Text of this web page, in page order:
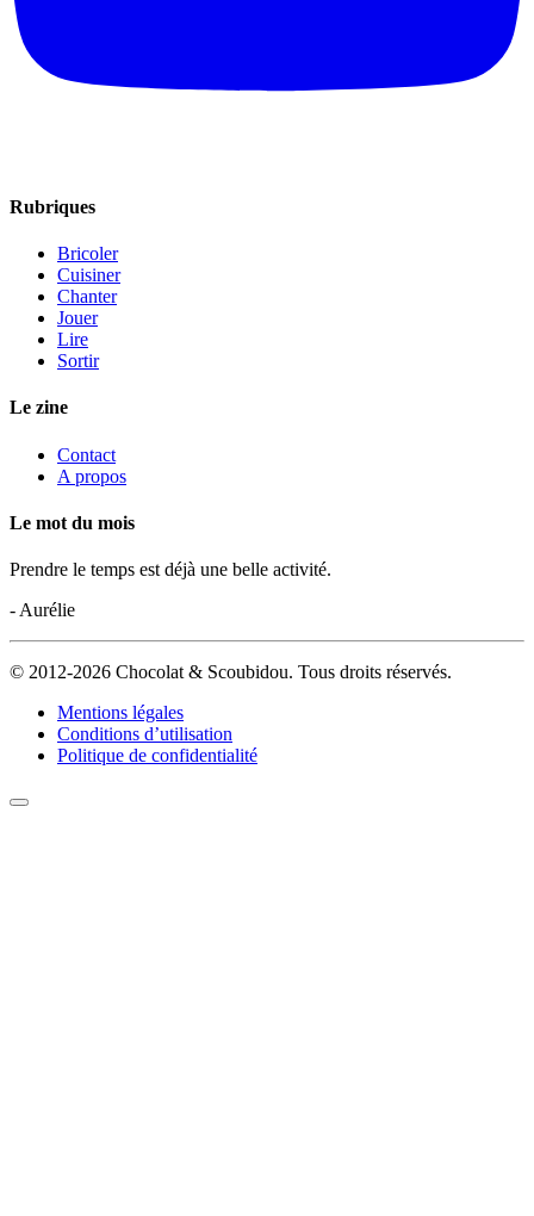
Rubriques
Bricoler
Cuisiner
Chanter
Jouer
Lire
Sortir
Le zine
Contact
A propos
Le mot du mois
Prendre le temps est déjà une belle activité.
- Aurélie
© 2012-2026 Chocolat & Scoubidou. Tous droits réservés.
Mentions légales
Conditions d’utilisation
Politique de confidentialité